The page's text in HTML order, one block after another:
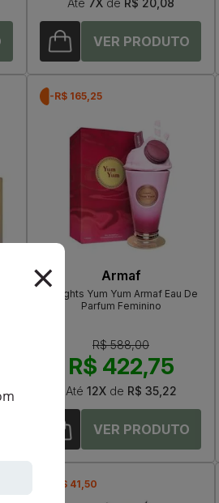
Até 7X de R$ 20,08
-R$ 165,25
Armaf
Delights Yum Yum Armaf Eau De
Parfum Feminino
R$ 588,00
R$ 422,75
Até 12Xde R$ 35,22
-R$ 41,50